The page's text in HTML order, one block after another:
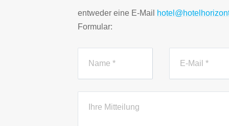
entweder eine E-Mail
Formular: